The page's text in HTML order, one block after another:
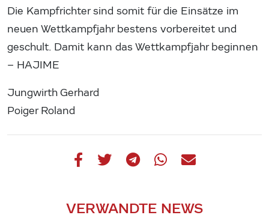
Die Kampfrichter sind somit für die Einsätze im
neuen Wettkampfjahr bestens vorbereitet und
geschult. Damit kann das Wettkampfjahr beginnen
– HAJIME
Jungwirth Gerhard
Poiger Roland
VERWANDTE NEWS